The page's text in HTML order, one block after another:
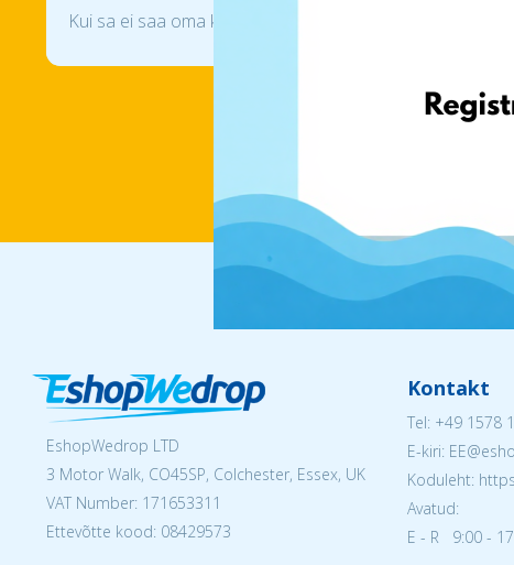
Kui sa ei saa oma kontole logida, siis kasuta palun parooli
EshopWedrop LTD
3 Motor Walk, CO45SP, Colchester, Essex, UK
VAT Number: 171653311
Ettevõtte kood: 08429573
Kontakt
Tel: +49 1578
E-kiri:
Koduleht:
Avatud:
E - R 9:00 -